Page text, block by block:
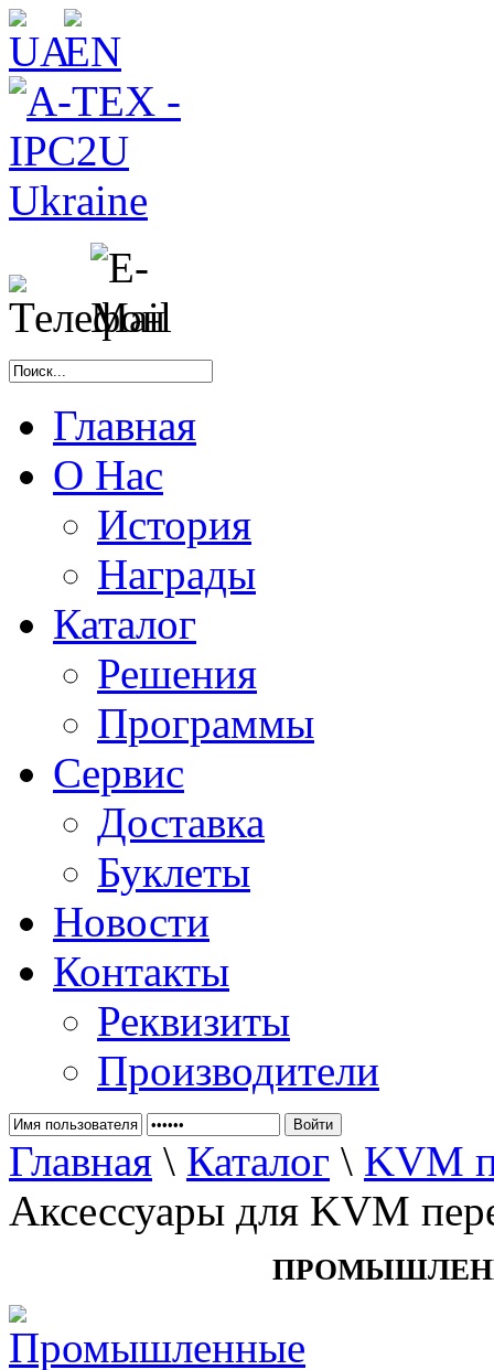
Главная
О Нас
История
Награды
Каталог
Решения
Программы
Сервис
Доставка
Буклеты
Новости
Контакты
Реквизиты
Производители
Главная \ Каталог \ KVM
Аксессуары для KVM